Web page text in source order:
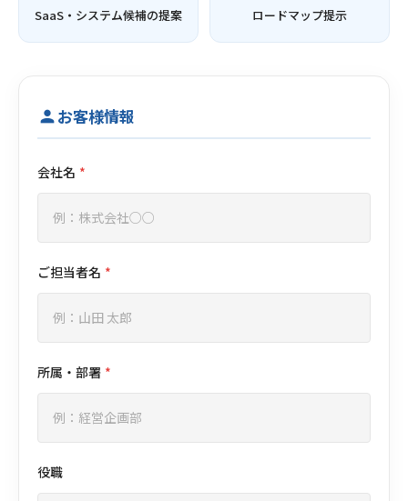
SaaS・システム候補の提案 ロードマップ提示
personお客様情報
会社名 *
ご担当者名 *
所属・部署 *
役職